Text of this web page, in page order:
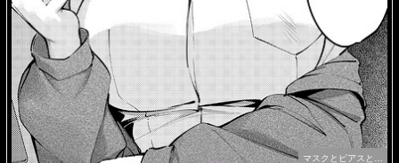
マスクとピアスと…